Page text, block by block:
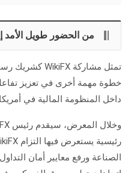
من الحضور طويل الأمد
خطوة مهمة أخرى في تعزيز
داخل المنظومة المالية في أمريكا
الصناعة ورفع معايير أمان